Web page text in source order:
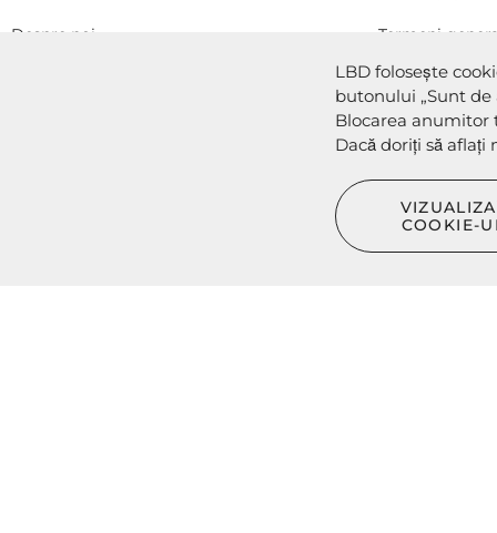
Despre noi
Termeni
Politica de
Formular de
DECLARAȚIE
Folosim
Gestionarea
LBD folosește
butonului „Sunt
Blocarea anumitor
Dacă doriți să
COOKIE-